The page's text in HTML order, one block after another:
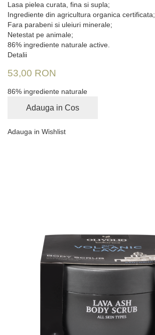
Lasa pielea curata, fina si supla;
Ingrediente din agricultura organica certificata;
Fara parabeni si uleiuri minerale;
Netestat pe animale;
86% ingrediente naturale active.
Detalii
53,00 RON
86% ingrediente naturale
Adauga in Cos
Adauga in Wishlist